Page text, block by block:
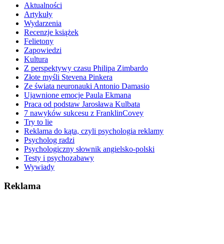
Aktualności
Artykuły
Wydarzenia
Recenzje książek
Felietony
Zapowiedzi
Kultura
Z perspektywy czasu Philipa Zimbardo
Złote myśli Stevena Pinkera
Ze świata neuronauki Antonio Damasio
Ujawnione emocje Paula Ekmana
Praca od podstaw Jarosława Kulbata
7 nawyków sukcesu z FranklinCovey
Try to lie
Reklama do kąta, czyli psychologia reklamy
Psycholog radzi
Psychologiczny słownik angielsko-polski
Testy i psychozabawy
Wywiady
Reklama